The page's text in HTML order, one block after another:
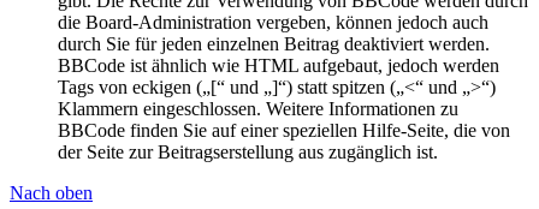
die Board-Administration vergeben, können jedoch auch
durch Sie für jeden einzelnen Beitrag deaktiviert werden.
BBCode ist ähnlich wie HTML aufgebaut, jedoch werden
Tags von eckigen („[“ und „]“) statt spitzen („<“ und „>“)
Klammern eingeschlossen. Weitere Informationen zu
BBCode finden Sie auf einer speziellen Hilfe-Seite, die von
der Seite zur Beitragserstellung aus zugänglich ist.
Nach oben